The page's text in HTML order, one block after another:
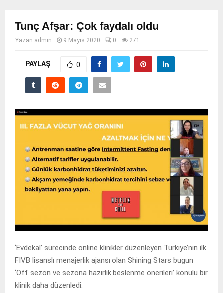
Tunç Afşar: Çok faydalı oldu
Yazan admin 9 Mayıs 2020 0 271
PAYLAŞ 0
‘Evdekal’ sürecinde online klinikler düzenleyen Türkiye’nin ilk
FIVB lisanslı menajerlik ajansı olan Shining Stars bugun
‘Off sezon ve sezona hazırlik beslenme önerileri’ konulu bir
klinik daha düzenledi.